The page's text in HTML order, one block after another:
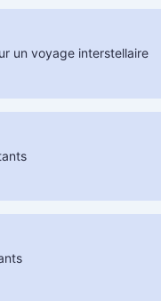
un voyage interstellaire